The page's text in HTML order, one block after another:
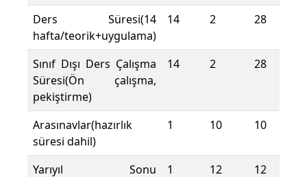
Ders Süresi(14
hafta/teorik+uygulama)
14 2 28
Sınıf Dışı Ders Çalışma
Süresi(Ön çalışma,
pekiştirme)
14 2 28
Arasınavlar(hazırlık
süresi dahil)
1 10 10
Yarıyıl Sonu 1 12 12